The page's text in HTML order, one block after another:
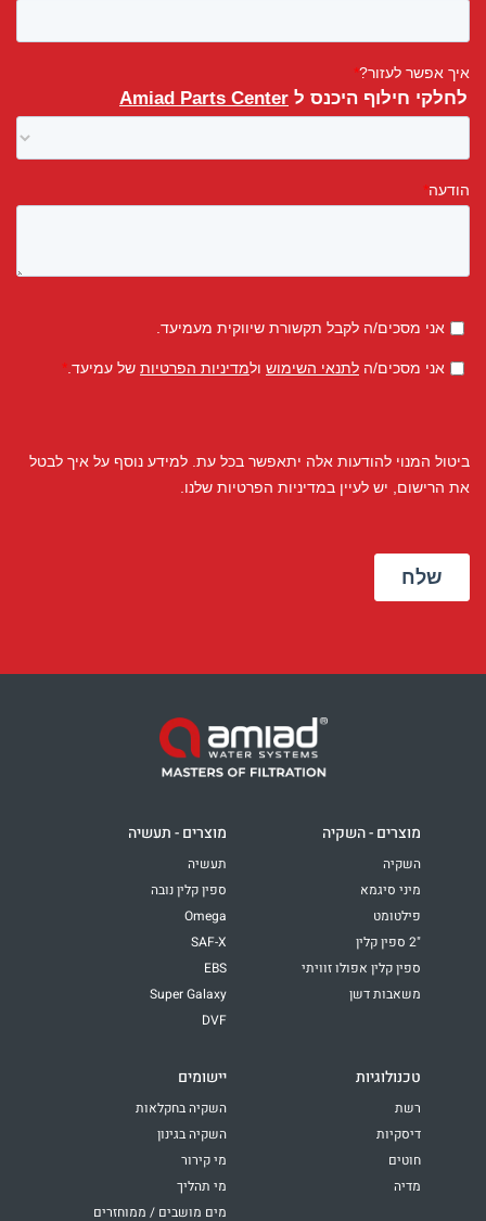
מוצרים - השקיה
השקיה
מיני סיגמא
פילטומט
"2 ספין קלין
ספין קלין אפולו זוויתי
משאבות דשן
מוצרים - תעשיה
תעשיה
ספין קלין נובה
Omega
SAF-X
EBS
Super Galaxy
DVF
טכנולוגיות
רשת
דיסקיות
חוטים
מדיה
יישומים
השקיה בחקלאות
השקיה בגינון
מי קירור
מי תהליך
מים מושבים / ממוחזרים